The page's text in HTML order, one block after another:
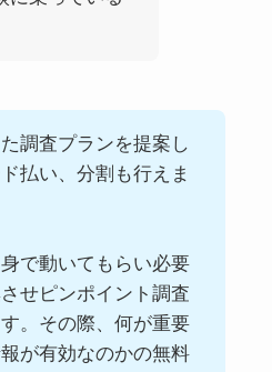
調査プランを提案し
払い、分割も行えま
で動いてもらい必要
せピンポイント調査
。その際、何が重要
が有効なのかの無料